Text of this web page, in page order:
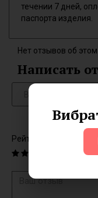
течении 7 дней,
паспорта изделия.
Нет отзывов об этом
Написать
Рейтинг